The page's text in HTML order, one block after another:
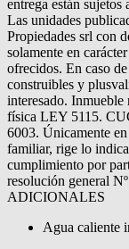
entrega están
Las unidades
Propiedades srl con
solamente en
ofrecidos. En caso
construibles y
interesado. Inmueble
física LEY 5115.
6003. Únicamente
familiar, rige lo
cumplimiento por
resolución general
ADICIONALES
Agua caliente